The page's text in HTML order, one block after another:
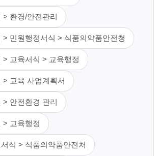
> 환경/안전관리
> 민원행정서식 > 식품의약품안전청
> 교육서식 > 교육행정
> 교육 사업계획서
> 안전환경 관리
> 교육행정
식 > 식품의약품안전처